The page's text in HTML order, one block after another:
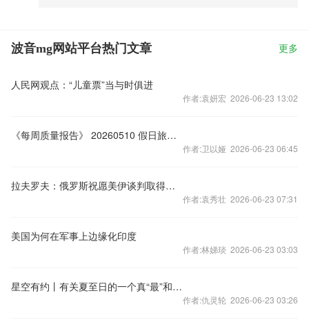
波音mg网站平台热门文章 更多
人民网观点：“儿童票”当与时俱进
作者:袁妍宏 2026-06-23 13:02
《每周质量报告》 20260510 假日旅游观察
作者:卫以娅 2026-06-23 06:45
拉夫罗夫：俄罗斯祝愿美伊谈判取得成功
作者:袁秀壮 2026-06-23 07:31
美国为何在军事上边缘化印度
作者:林娣琰 2026-06-23 03:03
星空有约丨有关夏至日的一个真“最”和三个假“最”
作者:仇灵轮 2026-06-23 03:26